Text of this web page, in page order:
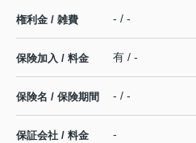
権利金 / 雑費 - / -
保険加入 / 料金 有 / -
保険名 / 保険期間 - / -
保証会社 / 料金
-